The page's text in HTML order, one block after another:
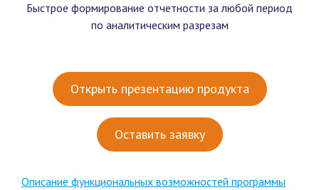
Быстрое формирование отчетности за любой период
по аналитическим разрезам
Открыть презентацию продукта
Оставить заявку
Описание функциональных возможностей программы